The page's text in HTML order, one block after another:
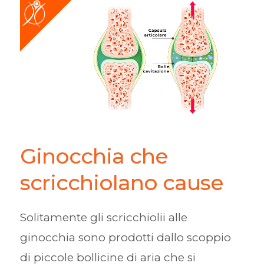
Ginocchia che
scricchiolano cause
Solitamente gli scricchiolii alle
ginocchia sono prodotti dallo scoppio
di piccole bollicine di aria che si